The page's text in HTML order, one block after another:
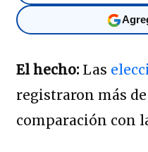
El hecho: Las
registraron más
comparación con